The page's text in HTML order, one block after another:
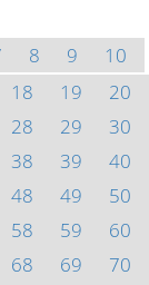
8 9
10
18 19
20
28 29
30
38 39
40
48 49
50
58 59
60
68 69
70